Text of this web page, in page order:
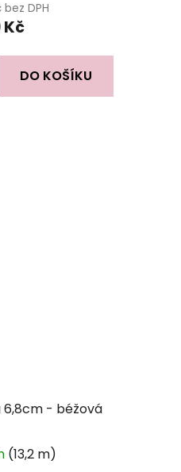
bez DPH
Kč
DO KOŠÍKU
6,8cm - béžová
hodnocení
(13,2 m)